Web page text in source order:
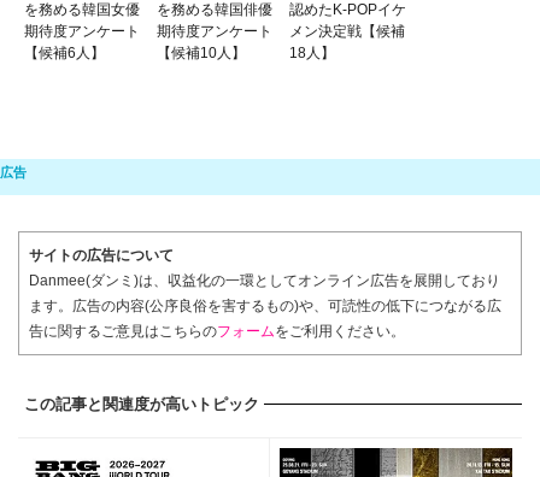
を務める韓国女優
期待度アンケート
【候補6人】
を務める韓国俳優
期待度アンケート
【候補10人】
認めたK-POPイケ
メン決定戦【候補
18人】
サイトの広告について
Danmee(ダンミ)は、収益化の一環としてオンライン広告を展開しており
ます。広告の内容(公序良俗を害するもの)や、可読性の低下につながる広
告に関するご意見はこちらのフォームをご利用ください。
この記事と関連度が高いトピック